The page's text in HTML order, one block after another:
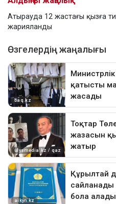
Атырауда 12 жастағы қызға
жарияланды